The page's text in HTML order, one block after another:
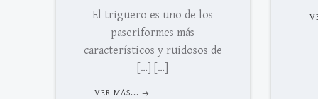
El triguero es uno de los
paseriformes más
característicos y ruidosos de
[…] […]
VER MAS...